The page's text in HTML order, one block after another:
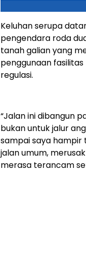
Keluhan serupa
pengendara roda
tanah galian yang
penggunaan
regulasi.
“Jalan ini dibangun
bukan untuk jalur
sampai saya hampir
jalan umum,
merasa terancam